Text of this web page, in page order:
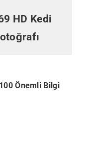
HD Kedi
Önemli Bilgi